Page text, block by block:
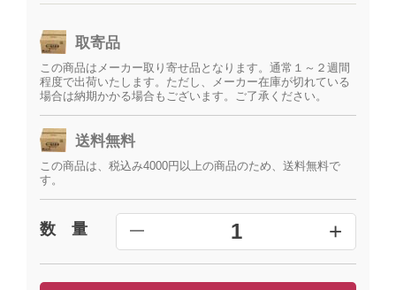
取寄品
この商品はメーカー取り寄せ品となります。通常１～２週間
程度で出荷いたします。ただし、メーカー在庫が切れている
場合は納期かかる場合もございます。ご了承ください。
送料無料
この商品は、税込み4000円以上の商品のため、送料無料で
す。
数 量 ━ 1 +